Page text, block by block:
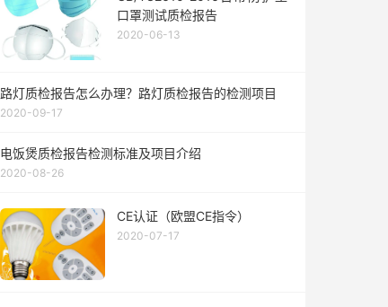
口罩测试质检报告
2020-06-13
路灯质检报告怎么办理？路灯质检报告的检测项目
2020-09-17
电饭煲质检报告检测标准及项目介绍
2020-08-26
CE认证（欧盟CE指令）
2020-07-17